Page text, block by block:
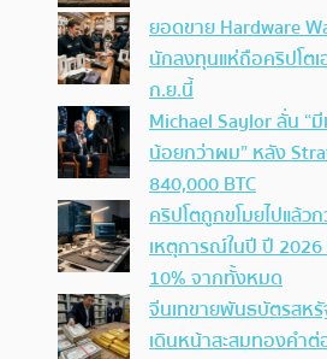
ยอดขาย Hardware
นักลงทุนแห่ถือคริปโตเ
ก.ย.นี้
Michael Saylor ลั่น “
น้อยกว่าผม” หลัง
840,000 BTC
คริปโตถูกขโมยไปแล้ว
เหตุการณ์ในปี ปี
10% จากทั้งหมด
จีนเทขายพันธบัตรสห
เดินหน้าสะสมทองคำต่